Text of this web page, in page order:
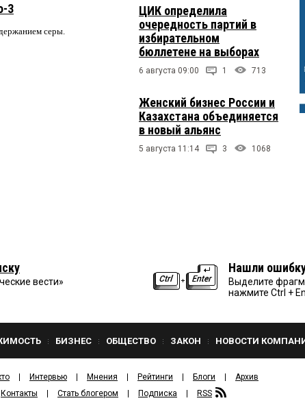
3
серы.
ЦИК определила
очередность партий в
избирательном
бюллетене на выборах
6 августа 09:00 1 713
Женский бизнес России и
Казахстана объединяется
в новый альянс
5 августа 11:14 3 1068
вести»
Нашли
Выделите
нажмите Ctrl +
БИЗНЕС ОБЩЕСТВО ЗАКОН НОВОСТИ
Интервью Мнения Рейтинги Блоги
Архив
Контакты Стать блогером Подписка RSS